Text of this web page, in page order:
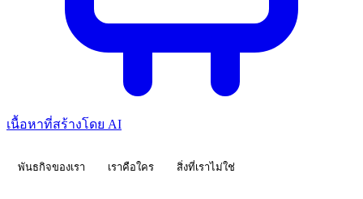
เนื้อหาที่สร้างโดย AI
พันธกิจของเรา เราคือใคร สิ่งที่เราไม่ใช่